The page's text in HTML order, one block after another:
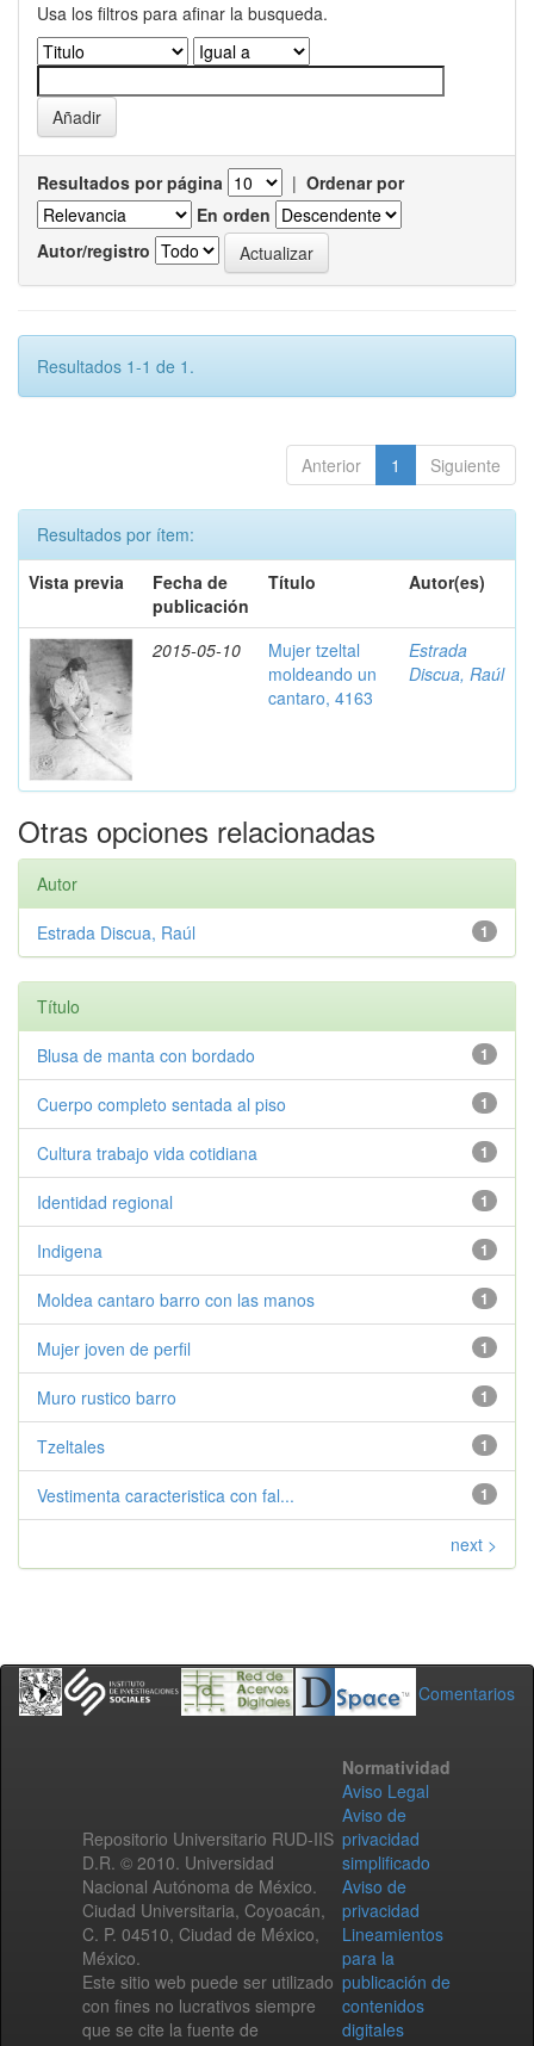
Usa los filtros para afinar la busqueda.
Resultados por página | Ordenar por
En orden
Autor/registro
Resultados 1-1 de 1.
Anterior 1 Siguiente
Resultados por ítem:
Vista previa
Fecha de
publicación
Título Autor(es)
2015-05-10
Mujer tzeltal
moldeando un
cantaro, 4163
Estrada
Discua, Raúl
Otras opciones relacionadas
Autor
1
Estrada Discua, Raúl
Título
1
Blusa de manta con bordado
1
Cuerpo completo sentada al piso
1
Cultura trabajo vida cotidiana
1
Identidad regional
1
Indigena
1
Moldea cantaro barro con las manos
1
Mujer joven de perfil
1
Muro rustico barro
1
Tzeltales
1
Vestimenta caracteristica con fal...
next >
Comentarios
Repositorio Universitario RUD-IIS
D.R. © 2010. Universidad
Nacional Autónoma de México.
Ciudad Universitaria, Coyoacán,
C. P. 04510, Ciudad de México,
México.
Este sitio web puede ser utilizado
con fines no lucrativos siempre
que se cite la fuente de
Normatividad
Aviso Legal
Aviso de
privacidad
simplificado
Aviso de
privacidad
Lineamientos
para la
publicación de
contenidos
digitales